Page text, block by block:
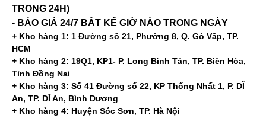
TRONG 24H)
- BÁO GIÁ 24/7 BẤT KỂ GIỜ NÀO TRONG NGÀY
+ Kho hàng 1: 1 Đường số 21, Phường 8, Q. Gò Vấp, TP.
HCM
+ Kho hàng 2: 19Q1, KP1- P. Long Bình Tân, TP. Biên Hòa,
Tỉnh Đồng Nai
+ Kho hàng 3: Số 41 Đường số 22, KP Thống Nhất 1, P. DĨ
An, TP. DĨ An, Bình Dương
+ Kho hàng 4: Huyện Sóc Sơn, TP. Hà Nội